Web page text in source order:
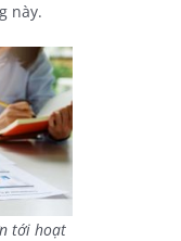
này.
tới hoạt